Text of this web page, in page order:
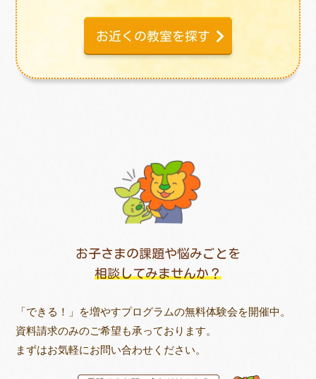
お子さまの課題や悩みごとを
相談してみませんか？
「できる！」を増やすプログラムの無料体験会を開催中。
資料請求のみのご希望も承っております。
まずはお気軽にお問い合わせください。